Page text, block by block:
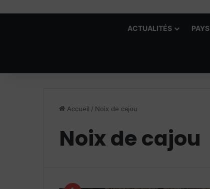
ACTUALITÉS PAYS
Accueil / Noix de cajou
Noix de cajou